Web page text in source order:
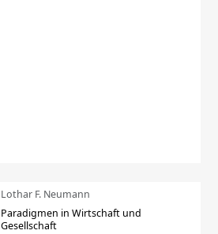
Lothar F. Neumann
Paradigmen in Wirtschaft und
Gesellschaft